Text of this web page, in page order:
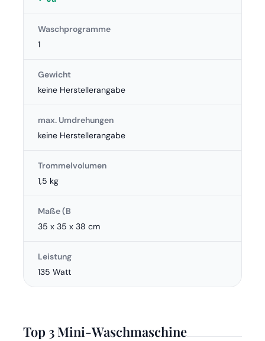
Waschprogramme
1
Gewicht
keine Herstellerangabe
max. Umdrehungen
keine Herstellerangabe
Trommelvolumen
1,5 kg
Maße (B
35 x 35 x 38 cm
Leistung
135 Watt
Top 3 Mini-Waschmaschine